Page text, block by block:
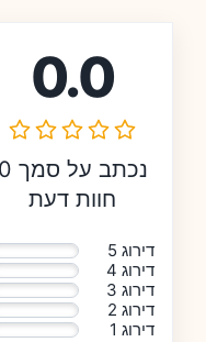
0.0
נכתב על סמך 0
חוות דעת
דירוג 5
דירוג 4
דירוג 3
דירוג 2
דירוג 1